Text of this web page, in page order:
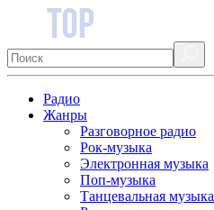
Радио
Жанры
Разговорное радио
Рок-музыка
Электронная музыка
Поп-музыка
Танцевальная музыка